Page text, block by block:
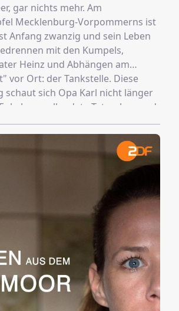
gar nichts mehr. Am
Mecklenburg-Vorpommerns ist
Anfang zwanzig und sein Leben
mit den Kumpels,
Heinz und Abhängen am
vor Ort: der Tankstelle. Diese
schaut sich Opa Karl nicht länger
vor vollendete Tatsachen und
Rücken einen
Dort trifft er auf seinen
mit dem sein Vater seit mehr als
ist. Opa Karl spekuliert darauf,
Berlin ins Schlingern.